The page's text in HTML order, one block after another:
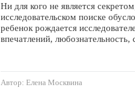
Ни для кого не является
исследовательском поиске
ребенок рождается
впечатлений,
Автор: Елена Москвина